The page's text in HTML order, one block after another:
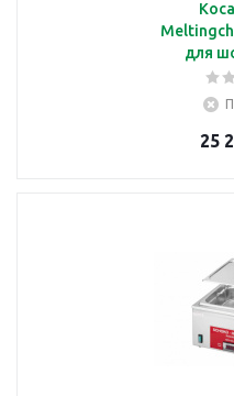
для
GN1/1,
25